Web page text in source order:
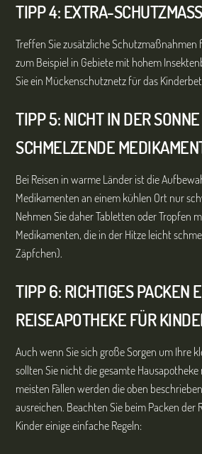
TIPP 4: EXTRA-
Treffen Sie zusätzliche Schutzmaßnahmen
zum Beispiel in Gebiete mit hohem
Sie ein Mückenschutznetz für das
TIPP 5: NICHT IN DER SONNE
SCHMELZENDE
Bei Reisen in warme Länder ist die
Medikamenten an einem kühlen Ort nur
Nehmen Sie daher Tabletten oder Tropfen
Medikamenten, die in der Hitze leicht
Zäpfchen).
TIPP 6: RICHTIGES PACKEN
REISEAPOTHEKE FÜR
Auch wenn Sie sich große Sorgen um Ihre
sollten Sie nicht die gesamte
meisten Fällen werden die oben
ausreichen. Beachten Sie beim Packen der
Kinder einige einfache Regeln: